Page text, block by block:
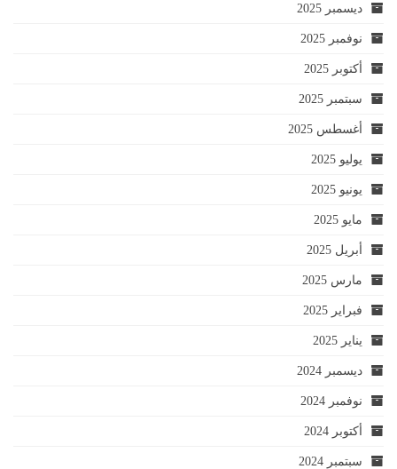
ديسمبر 2025
نوفمبر 2025
أكتوبر 2025
سبتمبر 2025
أغسطس 2025
يوليو 2025
يونيو 2025
مايو 2025
أبريل 2025
مارس 2025
فبراير 2025
يناير 2025
ديسمبر 2024
نوفمبر 2024
أكتوبر 2024
سبتمبر 2024